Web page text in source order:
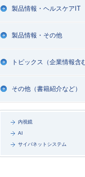
製品情報・ヘルスケアIT
製品情報・その他
トピックス（企業情報含
その他（書籍紹介など）
内視鏡
AI
サイバネットシステム